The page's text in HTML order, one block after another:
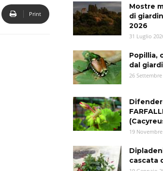
Print
Mostre
di
2026
31 Luglio
Popillia,
dal
26 Settembre
19
cascata